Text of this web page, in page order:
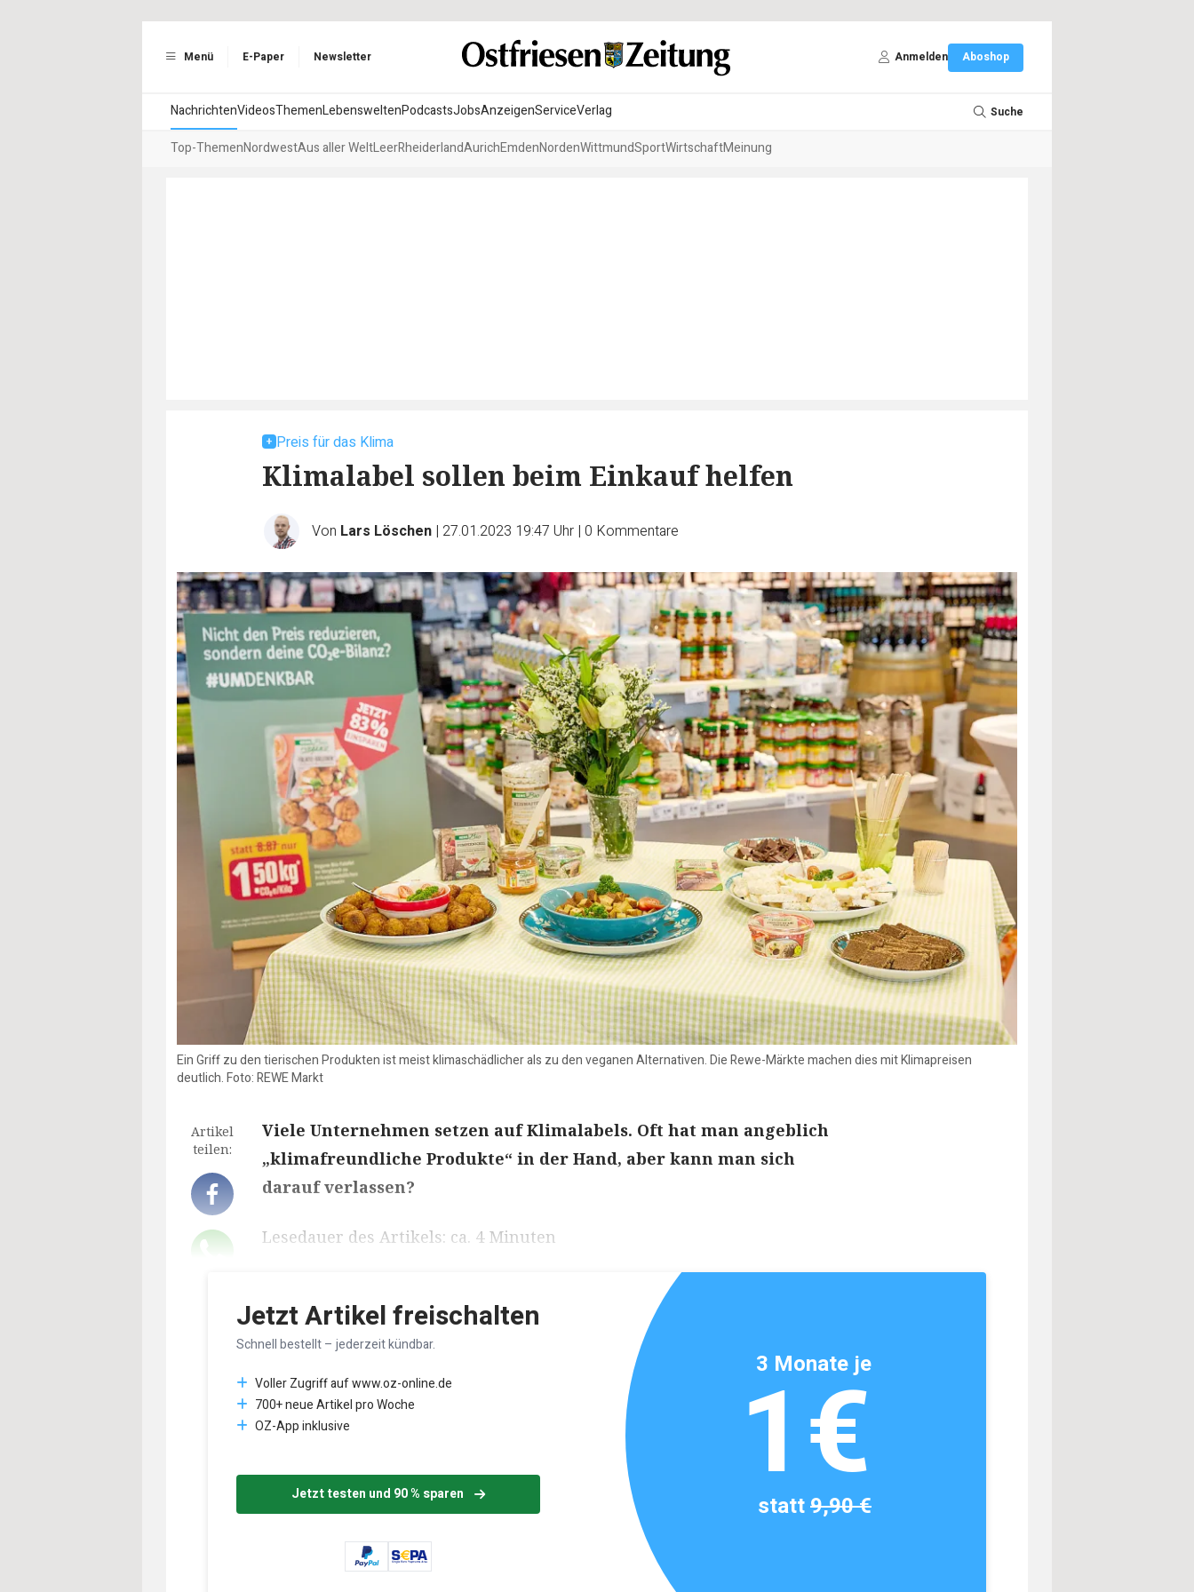
Menü E-Paper Newsletter Anmelden Aboshop
NachrichtenVideosThemenLebensweltenPodcastsJobsAnzeigenServiceVerlag Suche
Top-ThemenNordwestAus aller WeltLeerRheiderlandAurichEmdenNordenWittmundSportWirtschaftMeinung
Preis für das Klima
Klimalabel sollen beim Einkauf helfen
Von Lars Löschen | 27.01.2023 19:47 Uhr | 0 Kommentare
Ein Griff zu den tierischen Produkten ist meist klimaschädlicher als zu den veganen Alternativen. Die Rewe-Märkte machen dies mit Klimapreisen
deutlich. Foto: REWE Markt
Artikel
teilen:
Viele Unternehmen setzen auf Klimalabels. Oft hat man angeblich
„klimafreundliche Produkte“ in der Hand, aber kann man sich
darauf verlassen?
Lesedauer des Artikels: ca. 4 Minuten
Jetzt Artikel freischalten
Schnell bestellt – jederzeit kündbar.
Voller Zugriff auf www.oz-online.de
700+ neue Artikel pro Woche
OZ-App inklusive
Jetzt testen und 90 % sparen
3 Monate je
1€
statt9,90 €